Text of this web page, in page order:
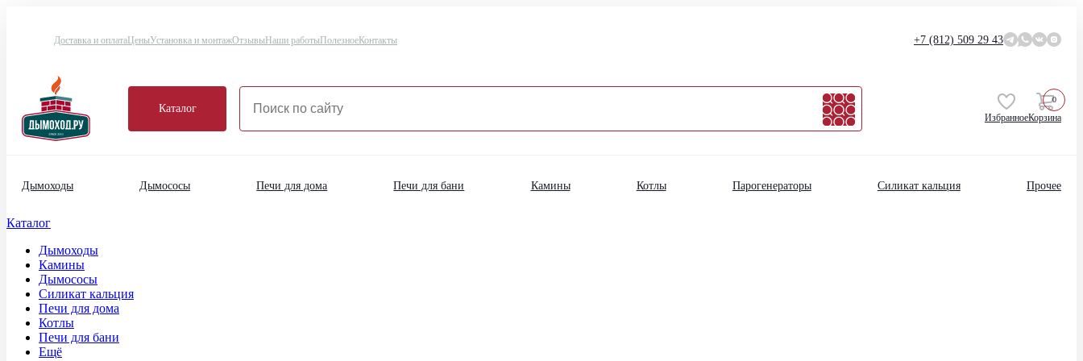
Доставка и оплатаЦеныУстановка и монтажОтзывыНаши работыПолезное Контакты +7 (812) 509 29 43
Каталог
ИзбранноеКорзина
0
Дымоходы Дымососы Печи для дома Печи для бани Камины Котлы Парогенераторы Силикат кальция Прочее
Каталог
Дымоходы
Камины
Дымососы
Силикат кальция
Печи для дома
Котлы
Печи для бани
Ещё